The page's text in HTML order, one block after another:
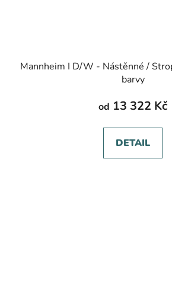
Mannheim I D/W - Nástěnné /
barvy
od 13 322 Kč
DETAIL